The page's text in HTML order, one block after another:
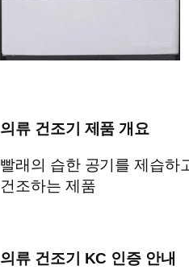
의류 건조기 제품 개요
빨래의 습한 공기를 제습하
건조하는 제품
의류 건조기 KC 인증 안내